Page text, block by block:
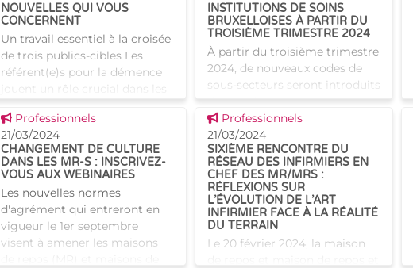
NOUVELLES QUI VOUS
CONCERNENT
Un travail essentiel à la croisée
de trois publics-cibles Les
référent(e)s pour la démence
jouent un rôle crucial dans les
(MRS), offrant un soutien
spécialisé
INSTITUTIONS DE SOINS
BRUXELLOISES À PARTIR DU
TROISIÈME TRIMESTRE 2024
À partir du troisième trimestre
2024, de nouveaux codes de
sous-secteurs seront introduits
dans la déclaration ONSS
trimestrielle (DmfA) pour
certaines institutions de soins
établies à Bruxelles
Voir cette news
Professionnels
21/03/2024
CHANGEMENT DE CULTURE
DANS LES MR-S : INSCRIVEZ-
VOUS AUX WEBINAIRES
Les nouvelles normes
d'agrément qui entreront en
vigueur le 1er septembre
visent à amener les maisons
Voir cette news
Professionnels
21/03/2024
SIXIÈME RENCONTRE DU
RÉSEAU DES INFIRMIERS EN
CHEF DES MR/MRS :
RÉFLEXIONS SUR
L’ÉVOLUTION DE L’ART
INFIRMIER FACE À LA RÉALITÉ
DU TERRAIN
Le 20 février 2024, la maison